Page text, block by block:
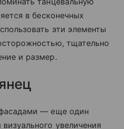
в бесконечных
эти элементы
тщательно
и размер.
— еще один
увеличения